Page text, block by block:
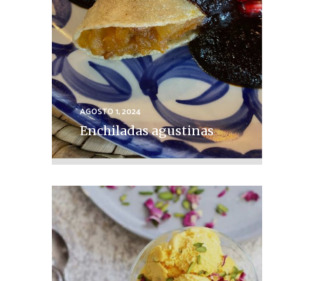
AGOSTO 1, 2024
Enchiladas agustinas